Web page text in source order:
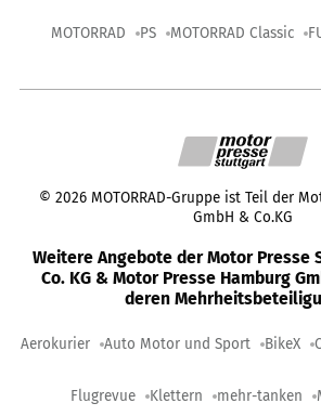
MOTORRAD PS MOTORRAD Classic
© 2026 MOTORRAD-Gruppe ist Teil der
GmbH & Co.KG
Weitere Angebote der Motor Presse
Co. KG & Motor Presse Hamburg
deren
Aerokurier Auto Motor und Sport BikeX
Flugrevue Klettern mehr-tanken